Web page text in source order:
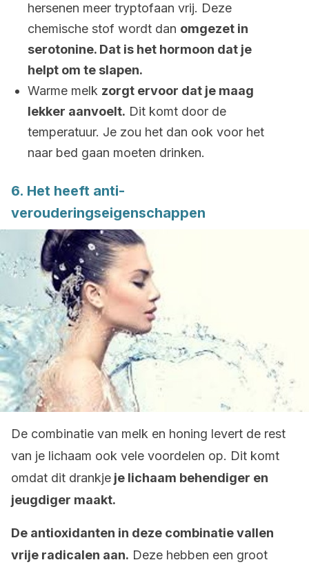
hersenen meer tryptofaan vrij. Deze
chemische stof wordt dan omgezet in
serotonine. Dat is het hormoon dat je
helpt om te slapen.
Warme melk zorgt ervoor dat je maag
lekker aanvoelt. Dit komt door de
temperatuur. Je zou het dan ook voor het
naar bed gaan moeten drinken.
6. Het heeft anti-
verouderingseigenschappen
De combinatie van melk en honing levert de rest
van je lichaam ook vele voordelen op. Dit komt
omdat dit drankje je lichaam behendiger en
jeugdiger maakt.
De antioxidanten in deze combinatie vallen
vrije radicalen aan. Deze hebben een groot